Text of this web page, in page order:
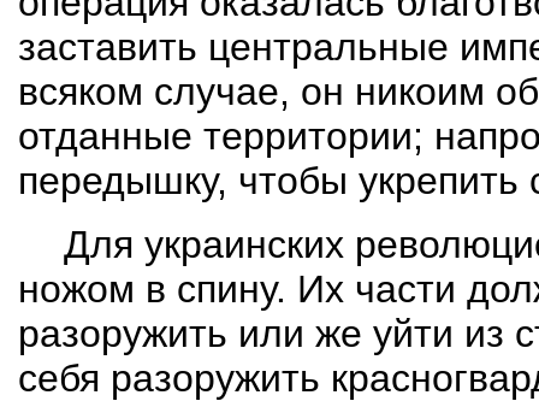
заставить центральные
всяком случае, он никоим
отданные территории;
передышку, чтобы укрепить
Для украинских
ножом в спину. Их части
разоружить или же уйти из
себя разоружить